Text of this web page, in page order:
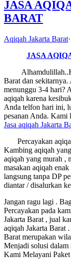
JASA
BARAT
Aqiqah Jakarta Barat·
JASA
Barat dan sekitarnya.
menunggu 3-4 hari?
aqiqah karena
Anda telfon hari ini,
pesanan Anda. Kami
Jasa aqiqah Jakarta
Percayakan
Kambing aqiqah
aqiqah yang murah ,
masakan aqiqah
langsung tanpa DP
diantar / disalurkan
Jangan ragu lagi .
Percayakan pada
Jakarta Barat , jual
aqiqah Jakarta Barat
Barat merupakan
Menjadi solusi dalam
Kami Melayani